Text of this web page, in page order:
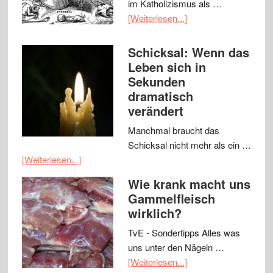
im Katholizismus als …
[Weiterlesen...]
Schicksal: Wenn das
Leben sich in
Sekunden
dramatisch
verändert
Manchmal braucht das
Schicksal nicht mehr als ein …
[Weiterlesen...]
Wie krank macht uns
Gammelfleisch
wirklich?
TvE - Sondertipps Alles was
uns unter den Nägeln …
[Weiterlesen...]